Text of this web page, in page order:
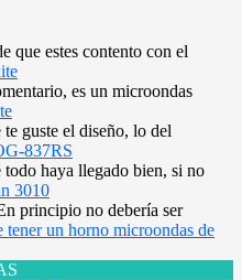
que estes contento con el
es un microondas
guste el diseño, lo del
837RS
haya llegado bien, si no
3010
principio no debería ser
tener un horno microondas de